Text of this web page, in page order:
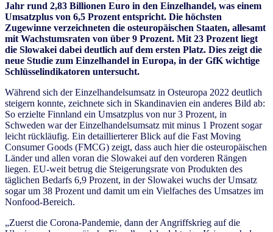
Jahr rund 2,83 Billionen Euro in den Einzelhandel, was einem
Umsatzplus von 6,5 Prozent entspricht. Die höchsten
Zugewinne verzeichneten die osteuropäischen Staaten, allesamt
mit Wachstumsraten von über 9 Prozent. Mit 23 Prozent liegt
die Slowakei dabei deutlich auf dem ersten Platz. Dies zeigt die
neue Studie zum Einzelhandel in Europa, in der GfK wichtige
Schlüsselindikatoren untersucht.
Während sich der Einzelhandelsumsatz in Osteuropa 2022 deutlich
steigern konnte, zeichnete sich in Skandinavien ein anderes Bild ab:
So erzielte Finnland ein Umsatzplus von nur 3 Prozent, in
Schweden war der Einzelhandelsumsatz mit minus 1 Prozent sogar
leicht rückläufig. Ein detaillierterer Blick auf die Fast Moving
Consumer Goods (FMCG) zeigt, dass auch hier die osteuropäischen
Länder und allen voran die Slowakei auf den vorderen Rängen
liegen. EU-weit betrug die Steigerungsrate von Produkten des
täglichen Bedarfs 6,9 Prozent, in der Slowakei wuchs der Umsatz
sogar um 38 Prozent und damit um ein Vielfaches des Umsatzes im
Nonfood-Bereich.
„Zuerst die Corona-Pandemie, dann der Angriffskrieg auf die